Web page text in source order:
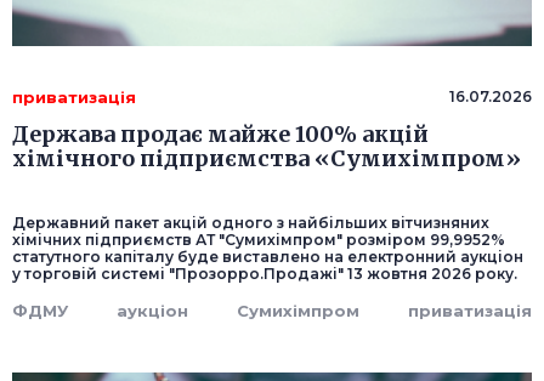
приватизація 16.07.2026
Держава продає майже 100% акцій
хімічного підприємства «Сумихімпром»
Державний пакет акцій одного з найбільших вітчизняних
хімічних підприємств АТ "Сумихімпром" розміром 99,9952%
статутного капіталу буде виставлено на електронний аукціон
у торговій системі "Прозорро.Продажі" 13 жовтня 2026 року.
ФДМУ аукціон Сумихімпром приватизація